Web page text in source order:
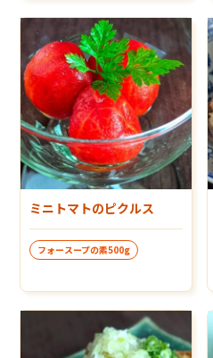
ミニトマトのピクルス
フォースープの素500g